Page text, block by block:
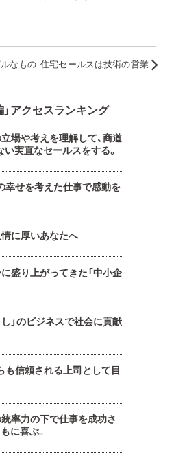
なもの 住宅セールスは技術の営業
」アクセスランキング
場や考えを理解して、商道
実直なセールスをする。
幸せを考えた仕事で感動を
に厚いあなたへ
盛り上がってきた「中小企
し」のビジネスで社会に貢献
も信頼される上司として目
率力の下で仕事を成功さ
に喜ぶ。